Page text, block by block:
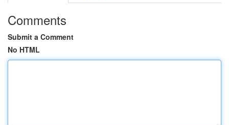
Comments
Submit a Comment
No HTML